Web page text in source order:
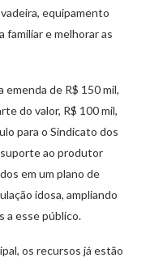
equipamento
familiar e melhorar as
de R$ 150 mil,
do valor, R$ 100 mil,
para o Sindicato dos
ao produtor
em um plano de
idosa, ampliando
a esse público.
os recursos já estão